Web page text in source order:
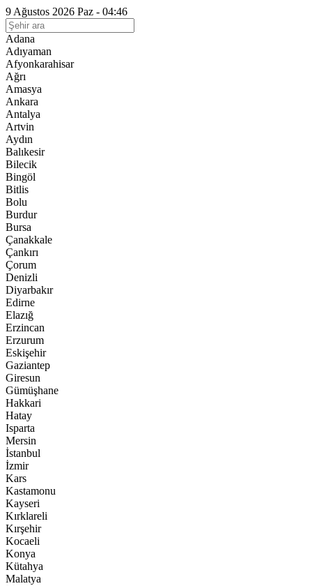
9 Ağustos 2026 Paz - 04:46
Adana
Adıyaman
Afyonkarahisar
Ağrı
Amasya
Ankara
Antalya
Artvin
Aydın
Balıkesir
Bilecik
Bingöl
Bitlis
Bolu
Burdur
Bursa
Çanakkale
Çankırı
Çorum
Denizli
Diyarbakır
Edirne
Elazığ
Erzincan
Erzurum
Eskişehir
Gaziantep
Giresun
Gümüşhane
Hakkari
Hatay
Isparta
Mersin
İstanbul
İzmir
Kars
Kastamonu
Kayseri
Kırklareli
Kırşehir
Kocaeli
Konya
Kütahya
Malatya